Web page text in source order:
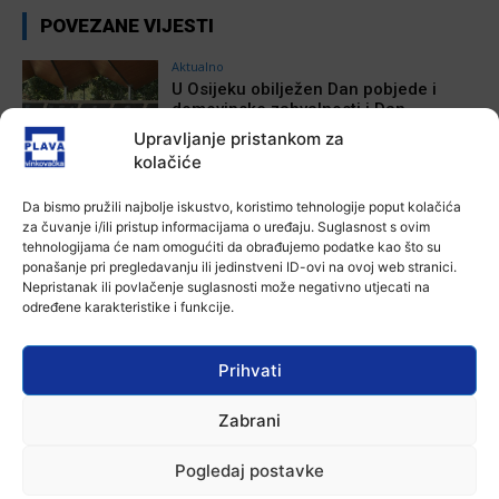
Upravljanje pristankom za
kolačiće
Da bismo pružili najbolje iskustvo, koristimo tehnologije poput kolačića
za čuvanje i/ili pristup informacijama o uređaju. Suglasnost s ovim
tehnologijama će nam omogućiti da obrađujemo podatke kao što su
ponašanje pri pregledavanju ili jedinstveni ID-ovi na ovoj web stranici.
Nepristanak ili povlačenje suglasnosti može negativno utjecati na
određene karakteristike i funkcije.
Prihvati
Zabrani
Pogledaj postavke
POVEZANE VIJESTI
Aktualno
U Osijeku obilježen Dan pobjede i
domovinske zahvalnosti i Dan
hrvatskih branitelja
4 kolovoza, 2026
Izložba Antuna Babića u vinkovačkoj
Galeriji Slavko Kopač
4 kolovoza, 2026
Aktualno
kolovoza u područjima visokog rizika!
3 kolovoza, 2026
U Osijeku premijerno prikazan film
„Mupovci Dalj“: Trajno svjedočanstvo